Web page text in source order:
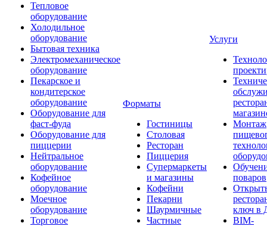
Тепловое
оборудование
Холодильное
оборудование
Бытовая техника
Электромеханическое
оборудование
Пекарское и
кондитерское
оборудование
Оборудование для
фаст-фуда
Оборудование для
пиццерии
Нейтральное
оборудование
Кофейное
оборудование
Моечное
оборудование
Торговое
Форматы
Гостиницы
Столовая
Ресторан
Пиццерия
Супермаркеты
и магазины
Кофейни
Пекарни
Шаурмичные
Частные
Услуги
Монтаж
поваров
ключ в
BIM-